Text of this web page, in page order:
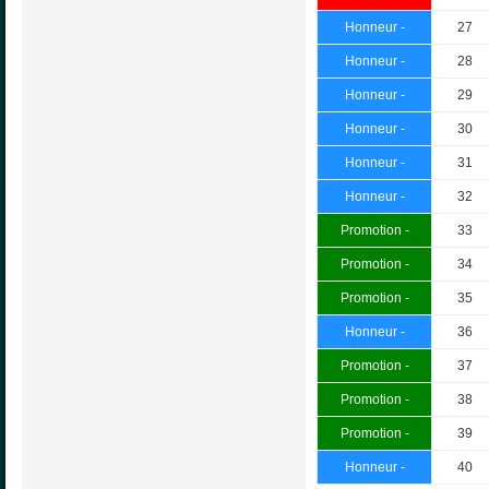
Honneur - 27
Honneur - 28
Honneur - 29
Honneur - 30
Honneur - 31
Honneur - 32
Promotion - 33
Promotion - 34
Promotion - 35
Honneur - 36
Promotion - 37
Promotion - 38
Promotion - 39
Honneur - 40